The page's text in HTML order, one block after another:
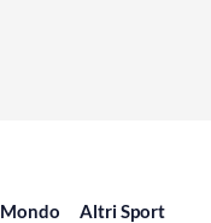
Mondo Altri Sport